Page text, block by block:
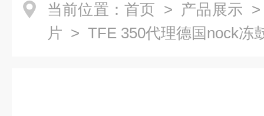
当前位置： 首页 > 产品展示
片 > TFE 350代理德国nock冻